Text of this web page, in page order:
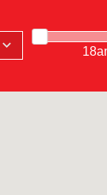
TOUS